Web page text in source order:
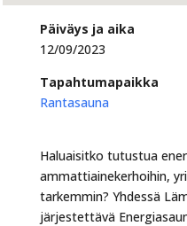
Päiväys ja aika
12/09/2023
Tapahtumapaikka
Rantasauna
Haluaisitko tutustua
ammattiainekerhoihin,
tarkemmin? Yhdessä
järjestettävä